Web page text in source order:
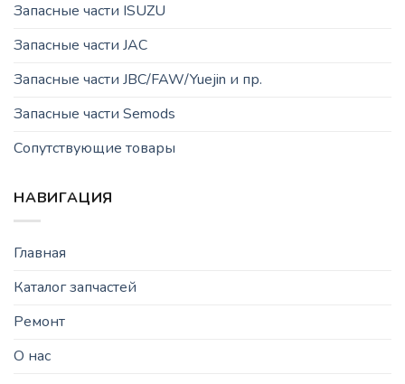
Запасные части ISUZU
Запасные части JAC
Запасные части JBC/FAW/Yuejin и пр.
Запасные части Semods
Сопутствующие товары
НАВИГАЦИЯ
Главная
Каталог запчастей
Ремонт
О нас